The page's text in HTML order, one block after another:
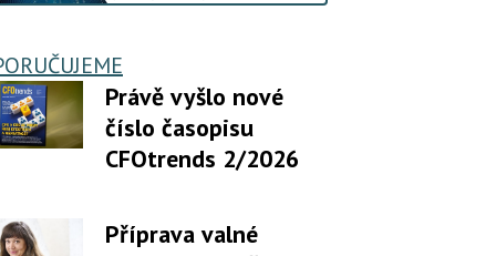
Právě vyšlo nové
číslo časopisu
CFOtrends 2/2026
Příprava valné